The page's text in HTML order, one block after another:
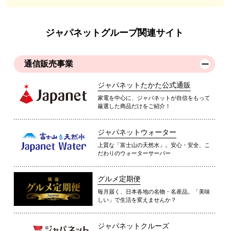
ジャパネットグループ関連サイト
通信販売事業
ジャパネットたかた公式通販
家電を中心に、ジャパネットが自信をもって
厳選した商品だけをご紹介！
ジャパネットウォーター
上質な「富士山の天然水」。安心・安全、こ
だわりのウォーターサーバー
グルメ定期便
毎月届く、日本各地の名物・名産品。「美味
しい」で生活を変えませんか？
ジャパネットクルーズ